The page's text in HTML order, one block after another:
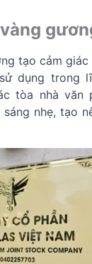
tạo cảm
dụng trong
tòa nhà văn
sáng nhẹ, tạo